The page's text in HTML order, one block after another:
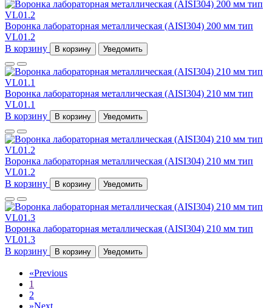
Воронка лабораторная металлическая (AISI304) 200 мм тип
VL01.2
В корзину
В корзину Уведомить
Воронка лабораторная металлическая (AISI304) 210 мм тип
VL01.1
В корзину
В корзину Уведомить
Воронка лабораторная металлическая (AISI304) 210 мм тип
VL01.2
В корзину
В корзину Уведомить
Воронка лабораторная металлическая (AISI304) 210 мм тип
VL01.3
В корзину
В корзину Уведомить
«Previous
1
2
»Next